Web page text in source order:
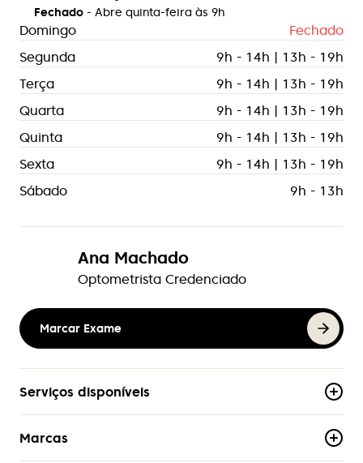
Fechado - Abre quinta-feira às 9h
Domingo
Fechado
Segunda
9h - 14h | 13h - 19h
Terça
9h - 14h | 13h - 19h
Quarta
9h - 14h | 13h - 19h
Quinta
9h - 14h | 13h - 19h
Sexta
9h - 14h | 13h - 19h
Sábado
9h - 13h
Ana Machado
Optometrista Credenciado
Marcar Exame
Serviços disponíveis
Assistência Técnica
Marcas